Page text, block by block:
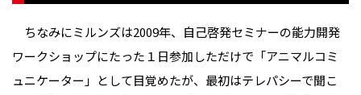
ちなみにミルンズは2009年、自己啓発セミナーの能力開発
ワークショップにたった１日参加しただけで「アニマルコミ
ュニケーター」として目覚めたが、最初はテレパシーで聞こ